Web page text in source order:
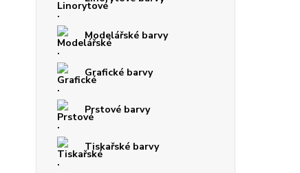
Modelářské barvy
Grafické barvy
Prstové barvy
Tiskařské barvy